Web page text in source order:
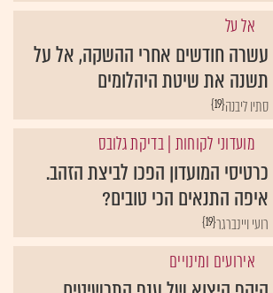
אל על
עשרה חודשים אחרי ההשקה, אל על
תשנה את שיטת היהלומים
{19}סתיו ליבנה
מועדוני לקוחות | בדיקת גלובס
כרטיסי המועדון הפכו לביצת הזהב.
איפה התנאים הכי טובים?
{19}רועי ויינברגר
אירועים ומינויים